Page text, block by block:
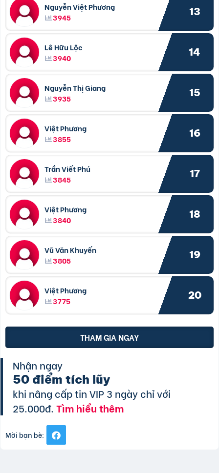
Nguyễn Việt Phương
3945
13
Lê Hữu Lộc
3940
14
Nguyễn Thị Giang
3935
15
Việt Phương
3855
16
Trần Viết Phú
3845
17
Việt Phương
3840
18
Vũ Văn Khuyến
3805
19
Việt Phương
3775
20
THAM GIA NGAY
Nhận ngay
50 điểm tích lũy
khi nâng cấp tin VIP 3 ngày chỉ với
25.000đ.Tìm hiểu thêm
Mời bạn bè: